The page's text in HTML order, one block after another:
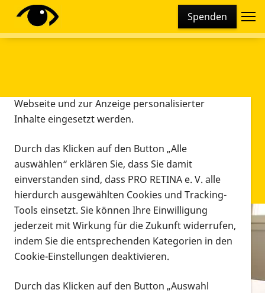
Spenden
Infomaterial
Infomaterial
Vorlesen
Diese Webseite setzt verschiedene Cookies und
Tracking-Tools ein. Dies beinhaltet Cookies und
Webseite und zur Anzeige personalisierter
Inhalte eingesetzt werden.
Durch das Klicken auf den Button „Alle
auswählen“ erklären Sie, dass Sie damit
einverstanden sind, dass PRO RETINA e. V. alle
hierdurch ausgewählten Cookies und Tracking-
Tools einsetzt. Sie können Ihre Einwilligung
jederzeit mit Wirkung für die Zukunft widerrufen,
indem Sie die entsprechenden Kategorien in den
Cookie-Einstellungen deaktivieren.
Durch das Klicken auf den Button „Auswahl